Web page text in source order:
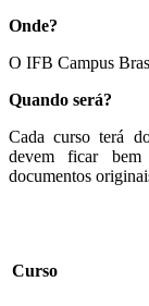
Onde?
O IFB Campus
Quando será?
Cada curso terá
devem ficar bem
documentos
Curso